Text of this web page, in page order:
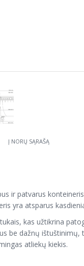
Į NORŲ SĄRAŠĄ
ir patvarus
yra atsparus
kas užtikrina
be dažnų
atliekų kiekis.